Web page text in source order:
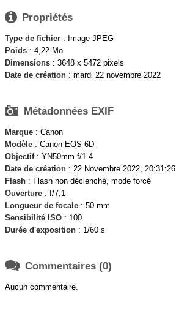
 Propriétés
Type de fichier : Image JPEG
Poids : 4,22 Mo
Dimensions : 3648 x 5472 pixels
Date de création : mardi 22 novembre 2022
 Métadonnées EXIF
Marque : Canon
Modèle : Canon EOS 6D
Objectif: YN50mm f/1.4
Date de création : 22 Novembre 2022, 20:31:26
Flash : Flash non déclenché, mode forcé
Ouverture : f/7,1
Longueur de focale : 50 mm
Sensibilité ISO : 100
Durée d'exposition : 1/60 s
 Commentaires (0)
Aucun commentaire.